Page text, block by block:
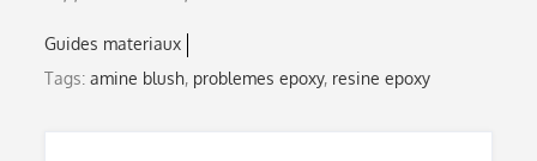
Guides materiaux
Tags:amine blush, problemes epoxy, resine epoxy